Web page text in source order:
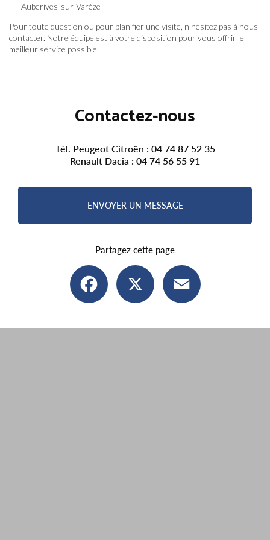
Auberives-sur-Varèze
Pour toute question ou pour planifier une visite, n'hésitez pas à nous
contacter. Notre équipe est à votre disposition pour vous offrir le
meilleur service possible.
Contactez-nous
Tél. Peugeot Citroën : 04 74 87 52 35
Renault Dacia : 04 74 56 55 91
ENVOYER UN MESSAGE
Partagez cette page
Facebook